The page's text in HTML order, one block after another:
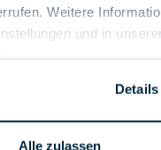
Weitere
und in
Alle zulassen